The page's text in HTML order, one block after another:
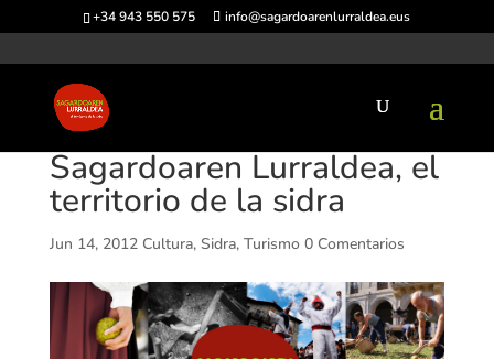
+34 943 550 575 info@sagardoarenlurraldea.eus
Sagardoaren Lurraldea, el
territorio de la sidra
Jun 14, 2012 Cultura, Sidra, Turismo 0 Comentarios